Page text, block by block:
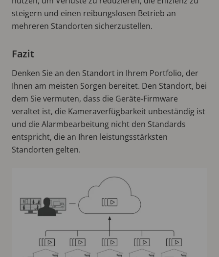
steigern und einen reibungslosen Betrieb an
mehreren Standorten sicherzustellen.
Fazit
Denken Sie an den Standort in Ihrem Portfolio, der
Ihnen am meisten Sorgen bereitet. Den Standort, bei
dem Sie vermuten, dass die Geräte-Firmware
veraltet ist, die Kameraverfügbarkeit unbeständig ist
und die Alarmbearbeitung nicht den Standards
entspricht, die an Ihren leistungsstärksten
Standorten gelten.